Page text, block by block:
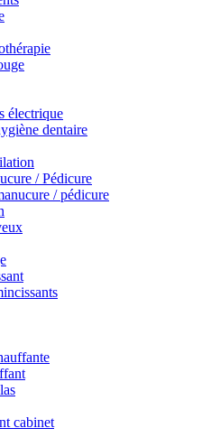
électrique
dentaire
/ Pédicure
/ pédicure
cabinet